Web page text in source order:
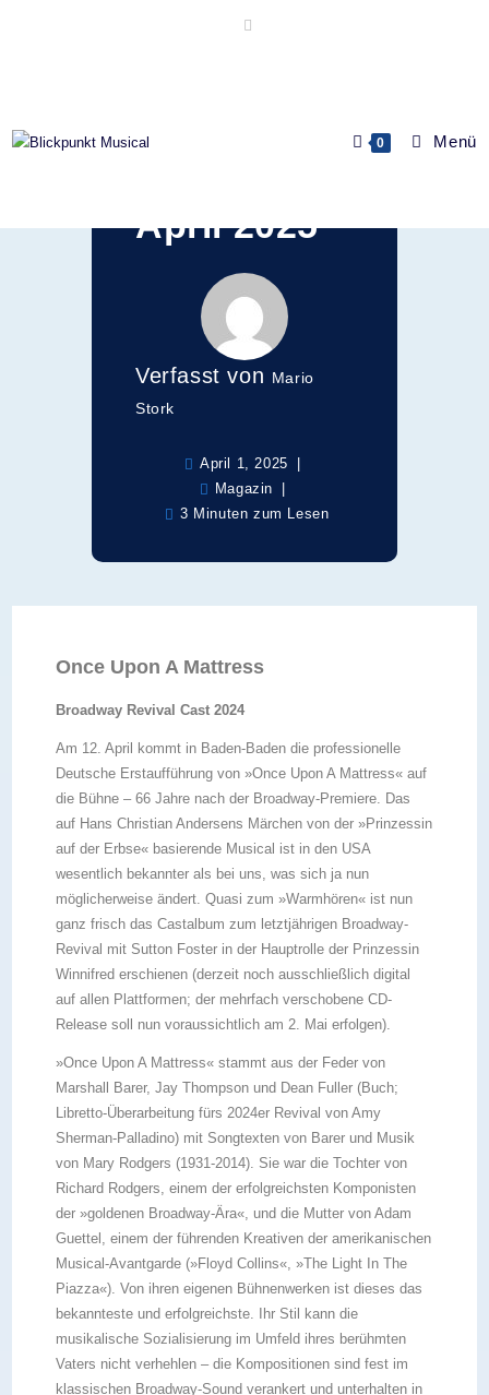
0 Menü
April 2025
Verfasst von Mario
Stork
April 1, 2025
Magazin
3 Minuten zum Lesen
Once Upon A Mattress
Broadway Revival Cast 2024
Am 12. April kommt in Baden-Baden die professionelle
Deutsche Erstaufführung von »Once Upon A Mattress« auf
die Bühne – 66 Jahre nach der Broadway-Premiere. Das
auf Hans Christian Andersens Märchen von der »Prinzessin
auf der Erbse« basierende Musical ist in den USA
wesentlich bekannter als bei uns, was sich ja nun
möglicherweise ändert. Quasi zum »Warmhören« ist nun
ganz frisch das Castalbum zum letztjährigen Broadway-
Revival mit Sutton Foster in der Hauptrolle der Prinzessin
Winnifred erschienen (derzeit noch ausschließlich digital
auf allen Plattformen; der mehrfach verschobene CD-
Release soll nun voraussichtlich am 2. Mai erfolgen).
»Once Upon A Mattress« stammt aus der Feder von
Marshall Barer, Jay Thompson und Dean Fuller (Buch;
Libretto-Überarbeitung fürs 2024er Revival von Amy
Sherman-Palladino) mit Songtexten von Barer und Musik
von Mary Rodgers (1931-2014). Sie war die Tochter von
Richard Rodgers, einem der erfolgreichsten Komponisten
der »goldenen Broadway-Ära«, und die Mutter von Adam
Guettel, einem der führenden Kreativen der amerikanischen
Musical-Avantgarde (»Floyd Collins«, »The Light In The
Piazza«). Von ihren eigenen Bühnenwerken ist dieses das
bekannteste und erfolgreichste. Ihr Stil kann die
musikalische Sozialisierung im Umfeld ihres berühmten
Vaters nicht verhehlen – die Kompositionen sind fest im
klassischen Broadway-Sound verankert und unterhalten in